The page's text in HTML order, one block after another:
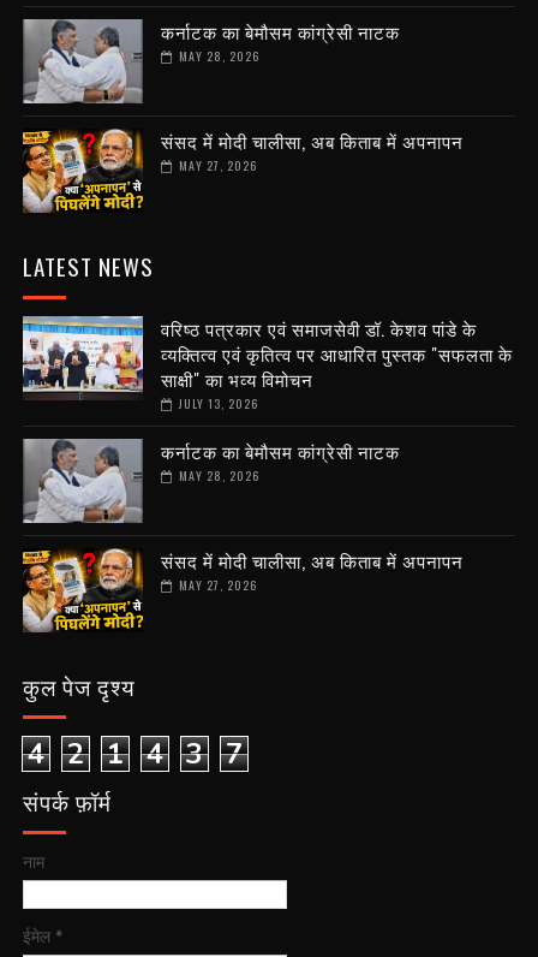
कर्नाटक का बेमौसम कांग्रेसी नाटक
MAY 28, 2026
संसद में मोदी चालीसा, अब किताब में अपनापन
MAY 27, 2026
LATEST NEWS
वरिष्ठ पत्रकार एवं समाजसेवी डॉ. केशव पांडे के
व्यक्तित्व एवं कृतित्व पर आधारित पुस्तक "सफलता के
साक्षी" का भव्य विमोचन
JULY 13, 2026
कर्नाटक का बेमौसम कांग्रेसी नाटक
MAY 28, 2026
संसद में मोदी चालीसा, अब किताब में अपनापन
MAY 27, 2026
कुल पेज दृश्य
4 2 1 4 3 7
संपर्क फ़ॉर्म
नाम
ईमेल *